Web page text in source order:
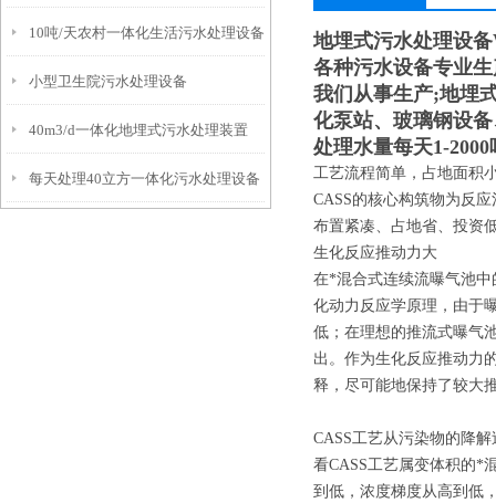
10吨/天农村一体化生活污水处理设备
小型卫生院污水处理设备
40m3/d一体化地埋式污水处理装置
每天处理40立方一体化污水处理设备
地埋式污水处理设
各种污水设备专业
我们从事生产;地埋
化泵站、玻璃钢设
处理水量每天1-
工艺流程简单，占地面积
CASS的核心构筑物为反
布置紧凑、占地省、投资
生化反应推动力大
在*混合式连续流曝气池
化动力反应学原理，由于
低；在理想的推流式曝气
出。作为生化反应推动力
释，尽可能地保持了较大
CASS工艺从污染物的降
看CASS工艺属变体积的*
到低，浓度梯度从高到低